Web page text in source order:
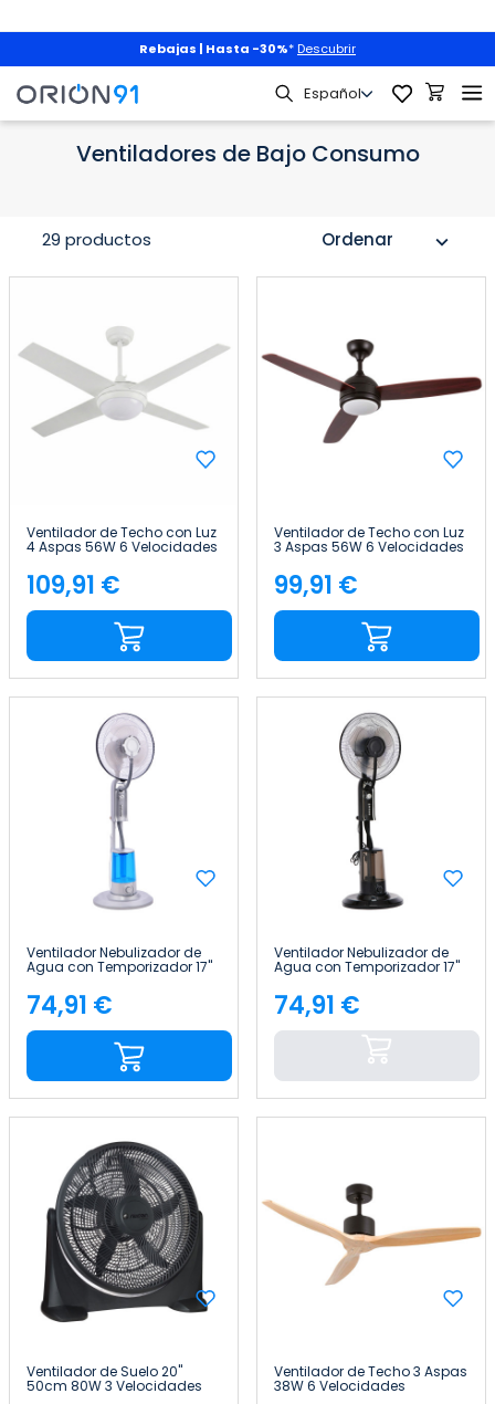
Rebajas | Hasta -30%* Descubrir
Climatización Ventiladores de Bajo Consumo
Ventiladores de Bajo Consumo
Ordenar expand_more
29 productos
Ventilador de Techo con Luz
4 Aspas 56W 6 Velocidades
Montana Blanco Thinia
Home
Precio
109,91 €
Ventilador de Techo con Luz
3 Aspas 56W 6 Velocidades
Vermont Negro Thinia Home
Precio
99,91 €
Ventilador Nebulizador de
Agua con Temporizador 17"
43 cm 75W 3 Velocidades
3.2L NeoBreeze Raydan
Home
Precio
74,91 €
Ventilador Nebulizador de
Agua con Temporizador 17"
43 cm 75W 3 Velocidades
3.2L NeoBreeze Raydan
Home
Precio
74,91 €
Ventilador de Suelo 20"
50cm 80W 3 Velocidades
Ventilador de Techo 3 Aspas
38W 6 Velocidades